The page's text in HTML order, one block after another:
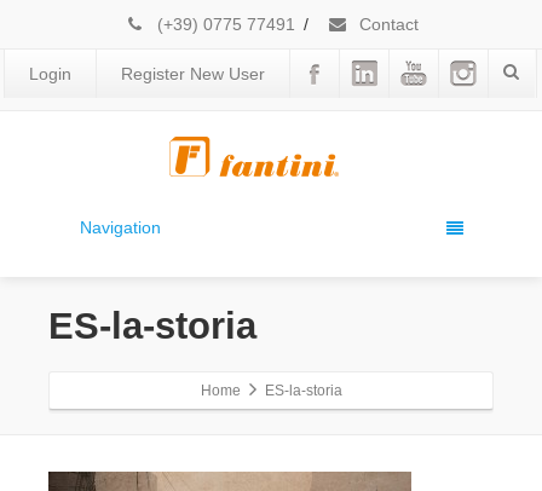
(+39) 0775 77491 / Contact
Login Register New User
Navigation
ES-la-storia
Home ES-la-storia